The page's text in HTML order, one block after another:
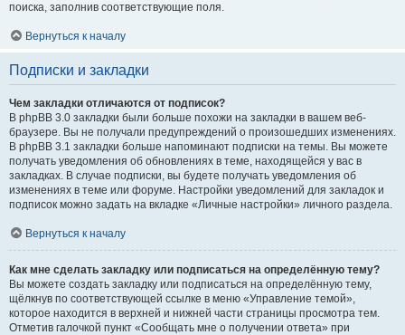
поиска, заполнив соответствующие поля.
Вернуться к началу
Подписки и закладки
Чем закладки отличаются от подписок?
В phpBB 3.0 закладки были больше похожи на закладки в вашем веб-
браузере. Вы не получали предупреждений о произошедших изменениях.
В phpBB 3.1 закладки больше напоминают подписки на темы. Вы можете
получать уведомления об обновлениях в теме, находящейся у вас в
закладках. В случае подписки, вы будете получать уведомления об
изменениях в теме или форуме. Настройки уведомлений для закладок и
подписок можно задать на вкладке «Личные настройки» личного раздела.
Вернуться к началу
Как мне сделать закладку или подписаться на определённую тему?
Вы можете создать закладку или подписаться на определённую тему,
щёлкнув по соответствующей ссылке в меню «Управление темой»,
которое находится в верхней и нижней части страницы просмотра тем.
Отметив галочкой пункт «Сообщать мне о получении ответа» при